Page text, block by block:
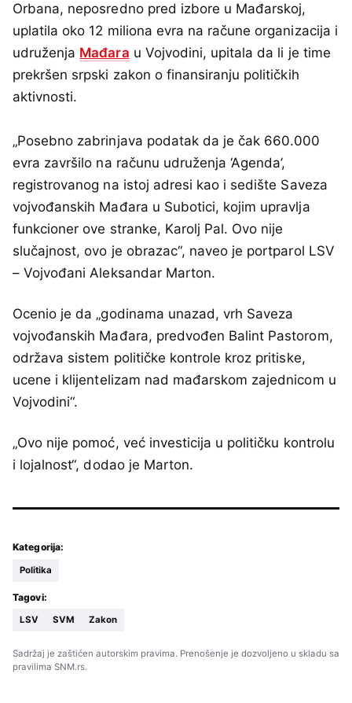
Orbana, neposredno pred izbore u Mađarskoj,
uplatila oko 12 miliona evra na račune organizacija i
udruženja Mađara u Vojvodini, upitala da li je time
prekršen srpski zakon o finansiranju političkih
aktivnosti.
„Posebno zabrinjava podatak da je čak 660.000
evra završilo na računu udruženja ‘Agenda’,
registrovanog na istoj adresi kao i sedište Saveza
vojvođanskih Mađara u Subotici, kojim upravlja
funkcioner ove stranke, Karolj Pal. Ovo nije
slučajnost, ovo je obrazac“, naveo je portparol LSV
– Vojvođani Aleksandar Marton.
Ocenio je da „godinama unazad, vrh Saveza
vojvođanskih Mađara, predvođen Balint Pastorom,
održava sistem političke kontrole kroz pritiske,
ucene i klijentelizam nad mađarskom zajednicom u
Vojvodini“.
„Ovo nije pomoć, već investicija u političku kontrolu
i lojalnost“, dodao je Marton.
Kategorija:
Politika
Tagovi:
LSV SVM Zakon
Sadržaj je zaštićen autorskim pravima. Prenošenje je dozvoljeno u skladu sa
pravilima SNM.rs.